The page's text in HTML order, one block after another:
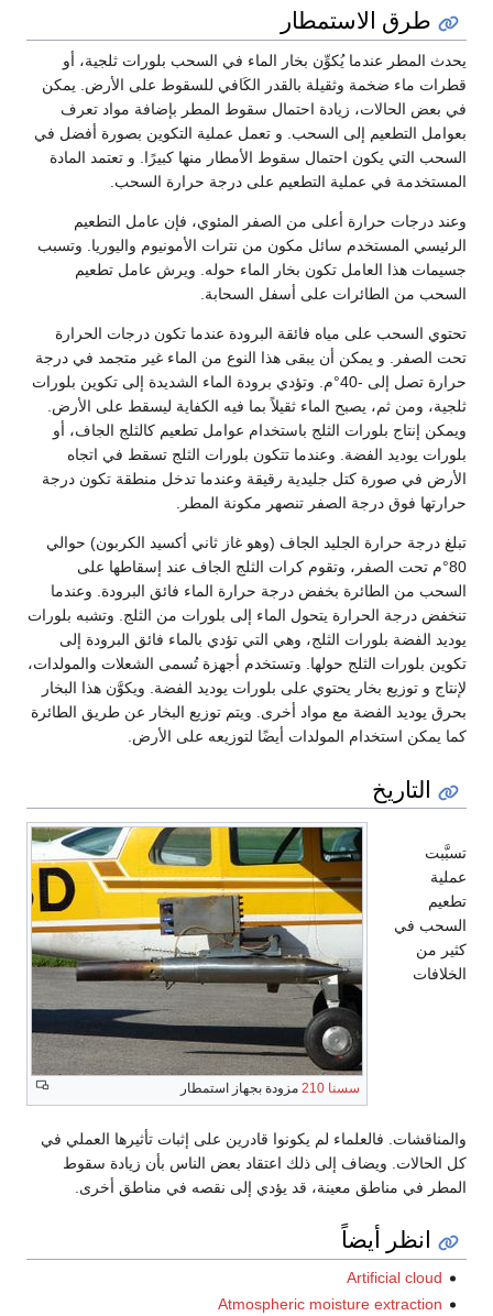
طرق الاستمطار
يحدث المطر عندما يُكوِّن بخار الماء في السحب بلورات ثلجية، أو
قطرات ماء ضخمة وثقيلة بالقدر الكَافي للسقوط على الأرض. يمكن
في بعض الحالات، زيادة احتمال سقوط المطر بإضافة مواد تعرف
بعوامل التطعيم إلى السحب. و تعمل عملية التكوين بصورة أفضل في
السحب التي يكون احتمال سقوط الأمطار منها كبيرًا. و تعتمد المادة
المستخدمة في عملية التطعيم على درجة حرارة السحب.
وعند درجات حرارة أعلى من الصفر المئوي، فإن عامل التطعيم
الرئيسي المستخدم سائل مكون من نترات الأمونيوم واليوريا. وتسبب
جسيمات هذا العامل تكون بخار الماء حوله. ويرش عامل تطعيم
السحب من الطائرات على أسفل السحابة.
تحتوي السحب على مياه فائقة البرودة عندما تكون درجات الحرارة
تحت الصفر. و يمكن أن يبقى هذا النوع من الماء غير متجمد في درجة
حرارة تصل إلى -40°م. وتؤدي برودة الماء الشديدة إلى تكوين بلورات
ثلجية، ومن ثم، يصبح الماء ثقيلاً بما فيه الكفاية ليسقط على الأرض.
ويمكن إنتاج بلورات الثلج باستخدام عوامل تطعيم كالثلج الجاف، أو
بلورات يوديد الفضة. وعندما تتكون بلورات الثلج تسقط في اتجاه
الأرض في صورة كتل جليدية رقيقة وعندما تدخل منطقة تكون درجة
حرارتها فوق درجة الصفر تنصهر مكونة المطر.
تبلغ درجة حرارة الجليد الجاف (وهو غاز ثاني أكسيد الكربون) حوالي
80°م تحت الصفر، وتقوم كرات الثلج الجاف عند إسقاطها على
السحب من الطائرة بخفض درجة حرارة الماء فائق البرودة. وعندما
تنخفض درجة الحرارة يتحول الماء إلى بلورات من الثلج. وتشبه بلورات
يوديد الفضة بلورات الثلج، وهي التي تؤدي بالماء فائق البرودة إلى
تكوين بلورات الثلج حولها. وتستخدم أجهزة تُسمى الشعلات والمولدات،
لإنتاج و توزيع بخار يحتوي على بلورات يوديد الفضة. ويكوَّن هذا البخار
بحرق يوديد الفضة مع مواد أخرى. ويتم توزيع البخار عن طريق الطائرة
كما يمكن استخدام المولدات أيضًا لتوزيعه على الأرض.
التاريخ
سسنا 210 مزودة بجهاز استمطار
تسبَّبت
عملية
تطعيم
السحب في
كثير من
الخلافات
والمناقشات. فالعلماء لم يكونوا قادرين على إثبات تأثيرها العملي في
كل الحالات. ويضاف إلى ذلك اعتقاد بعض الناس بأن زيادة سقوط
المطر في مناطق معينة، قد يؤدي إلى نقصه في مناطق أخرى.
انظر أيضاً
Artificial cloud
Atmospheric moisture extraction